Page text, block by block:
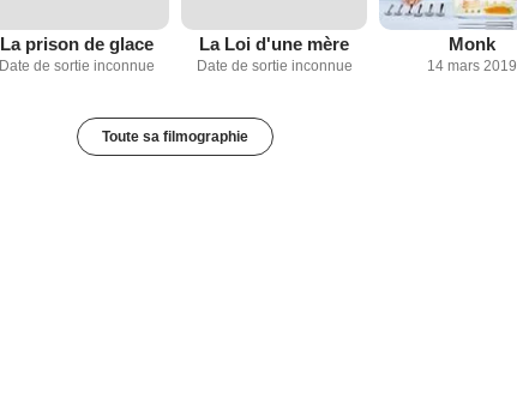
La prison de glace
Date de sortie inconnue
La Loi d'une mère
Date de sortie inconnue
Monk
14 mars 2019
Toute sa filmographie